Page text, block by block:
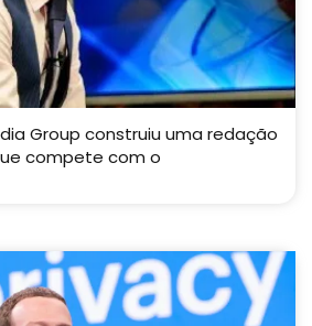
Group construiu uma redação
compete com o